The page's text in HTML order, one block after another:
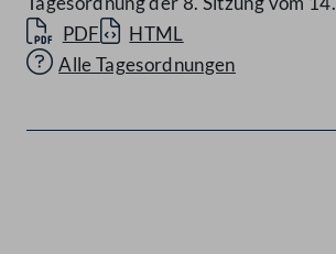
PDF
HTML
Alle Tagesordnungen